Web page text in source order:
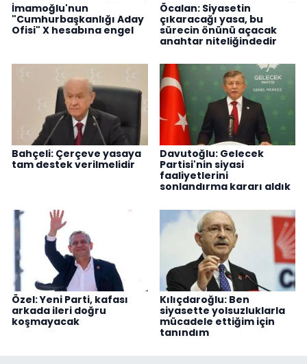
İmamoğlu'nun
"Cumhurbaşkanlığı Aday
Ofisi" X hesabına engel
Öcalan: Siyasetin
çıkaracağı yasa, bu
sürecin önünü açacak
anahtar niteliğindedir
Bahçeli: Çerçeve yasaya
tam destek verilmelidir
Davutoğlu: Gelecek
Partisi'nin siyasi
faaliyetlerini
sonlandırma kararı aldık
Özel: Yeni Parti, kafası
arkada ileri doğru
koşmayacak
Kılıçdaroğlu: Ben
siyasette yolsuzluklarla
mücadele ettiğim için
tanındım